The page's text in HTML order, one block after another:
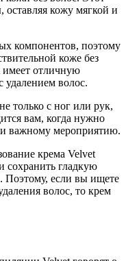
оставляя кожу мягкой и
компонентов, поэтому
коже без
имеет отличную
удалением волос.
только с ног или рук,
вам, когда нужно
важному мероприятию.
крема Velvet
сохранить гладкую
Поэтому, если вы ищете
волос, то крем